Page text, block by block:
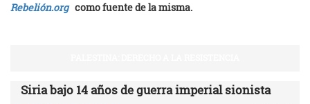
Rebelión.org como fuente de la misma.
Siria bajo 14 años de guerra imperial sionista